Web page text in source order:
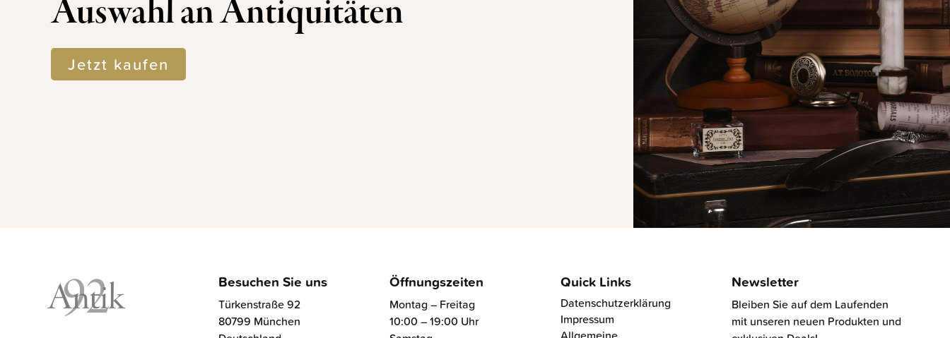
Auswahl an Antiquitäten
Jetzt kaufen
Besuchen Sie uns
Türkenstraße 92
80799 München
Öffnungszeiten
Montag – Freitag
10:00 – 19:00 Uhr
Quick Links
Datenschutzerklärung
Impressum
Newsletter
Bleiben Sie auf dem Laufenden
mit unseren neuen Produkten und